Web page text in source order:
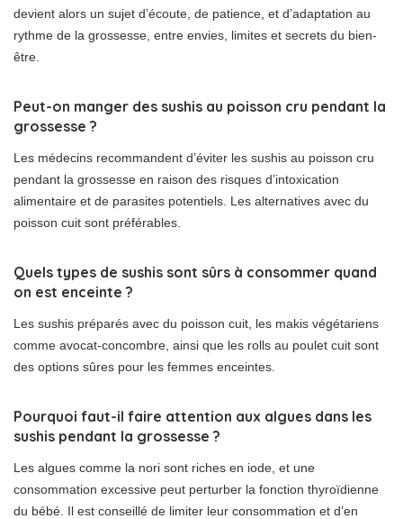
devient alors un sujet d’écoute, de patience, et d’adaptation au
rythme de la grossesse, entre envies, limites et secrets du bien-
être.
Peut-on manger des sushis au poisson cru pendant la
grossesse ?
Les médecins recommandent d’éviter les sushis au poisson cru
pendant la grossesse en raison des risques d’intoxication
alimentaire et de parasites potentiels. Les alternatives avec du
poisson cuit sont préférables.
Quels types de sushis sont sûrs à consommer quand
on est enceinte ?
Les sushis préparés avec du poisson cuit, les makis végétariens
comme avocat-concombre, ainsi que les rolls au poulet cuit sont
des options sûres pour les femmes enceintes.
Pourquoi faut-il faire attention aux algues dans les
sushis pendant la grossesse ?
Les algues comme la nori sont riches en iode, et une
consommation excessive peut perturber la fonction thyroïdienne
du bébé. Il est conseillé de limiter leur consommation et d’en